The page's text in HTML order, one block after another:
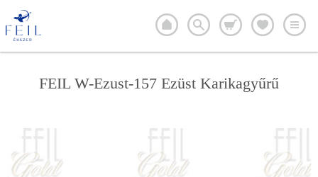
FEIL W-Ezust-157 Ezüst Karikagyűrű